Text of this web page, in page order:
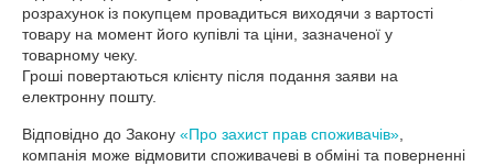
розрахунок із покупцем провадиться виходячи з вартості
товару на момент його купівлі та ціни, зазначеної у
товарному чеку.
Гроші повертаються клієнту після подання заяви на
електронну пошту.
Відповідно до Закону «Про захист прав споживачів»
компанія може відмовити споживачеві в обміні та поверненні